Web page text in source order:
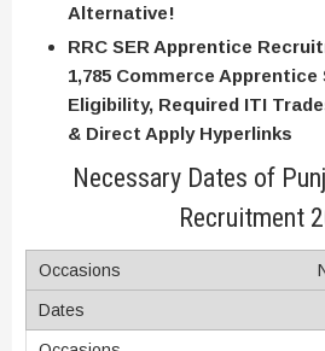
Alternative!
RRC SER Apprentice
1,785 Commerce
Eligibility, Required ITI
& Direct Apply Hyperlinks
Necessary Dates of
Recruitment